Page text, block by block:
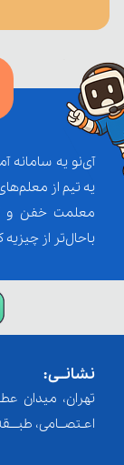
آی‌نو یه سامانه
یه تیم از
معلمت خفن و
باحال‌تر از
نشانــی:
اعـتصــامی، طبـــقه